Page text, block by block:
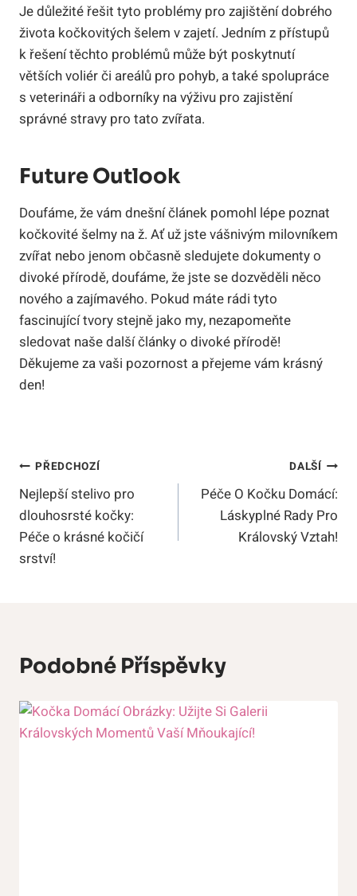
Je důležité řešit tyto problémy pro zajištění dobrého
života kočkovitých šelem v zajetí. Jedním z přístupů
k řešení těchto problémů může být poskytnutí
větších voliér či areálů pro pohyb, a také spolupráce
s veterináři a odborníky na výživu pro zajistění
správné stravy pro tato zvířata.
Future Outlook
Doufáme, že vám dnešní článek pomohl lépe poznat
kočkovité šelmy na ž. Ať už jste vášnivým milovníkem
zvířat nebo jenom občasně sledujete dokumenty o
divoké přírodě, doufáme, že jste se dozvěděli něco
nového a zajímavého. Pokud máte rádi tyto
fascinující tvory stejně jako my, nezapomeňte
sledovat naše další články o divoké přírodě!
Děkujeme za vaši pozornost a přejeme vám krásný
den!
Navigace
Pro
Příspěvek
PŘEDCHOZÍ
Nejlepší stelivo pro
dlouhosrsté kočky:
Péče o krásné kočičí
srství!
DALŠÍ
Péče O Kočku Domácí:
Láskyplné Rady Pro
Královský Vztah!
Podobné Příspěvky